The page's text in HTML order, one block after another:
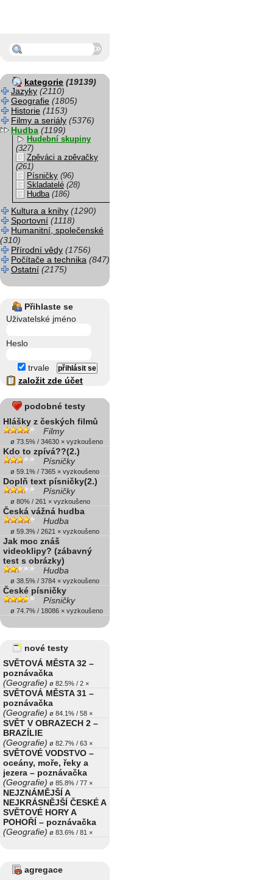
kategorie (19139)
Jazyky (2110)
Geografie (1805)
Historie (1153)
Filmy a seriály (5376)
Hudba (1199)
Hudební skupiny
(327)
Zpěváci a zpěvačky
(261)
Písničky (96)
Skladatelé (28)
Hudba (186)
Kultura a knihy (1290)
Sportovní (1118)
Humanitní, společenské
(310)
Přírodní vědy (1756)
Počítače a technika (847)
Ostatní (2175)
Přihlaste se
Uživatelské jméno
Heslo
trvale
založit zde účet
podobné testy
Hlášky z českých filmů
Filmy
ø 73.5% / 34630 × vyzkoušeno
Kdo to zpívá??(2.)
Písničky
ø 59.1% / 7365 × vyzkoušeno
Doplň text písničky(2.)
Písničky
ø 80% / 261 × vyzkoušeno
Česká vážná hudba
Hudba
ø 59.3% / 2621 × vyzkoušeno
Jak moc znáš
videoklipy? (zábavný
test s obrázky)
Hudba
ø 38.5% / 3784 × vyzkoušeno
České písničky
Písničky
ø 74.7% / 18086 × vyzkoušeno
nové testy
SVĚTOVÁ MĚSTA 32 –
poznávačka
(Geografie) ø 82.5% / 2 ×
SVĚTOVÁ MĚSTA 31 –
poznávačka
(Geografie) ø 84.1% / 58 ×
SVĚT V OBRAZECH 2 –
BRAZÍLIE
(Geografie) ø 82.7% / 63 ×
SVĚTOVÉ VODSTVO –
oceány, moře, řeky a
jezera – poznávačka
(Geografie) ø 85.8% / 77 ×
NEJZNÁMĚJŠÍ A
NEJKRÁSNĚJŠÍ ČESKÉ A
SVĚTOVÉ HORY A
POHOŘÍ – poznávačka
(Geografie) ø 83.6% / 81 ×
agregace